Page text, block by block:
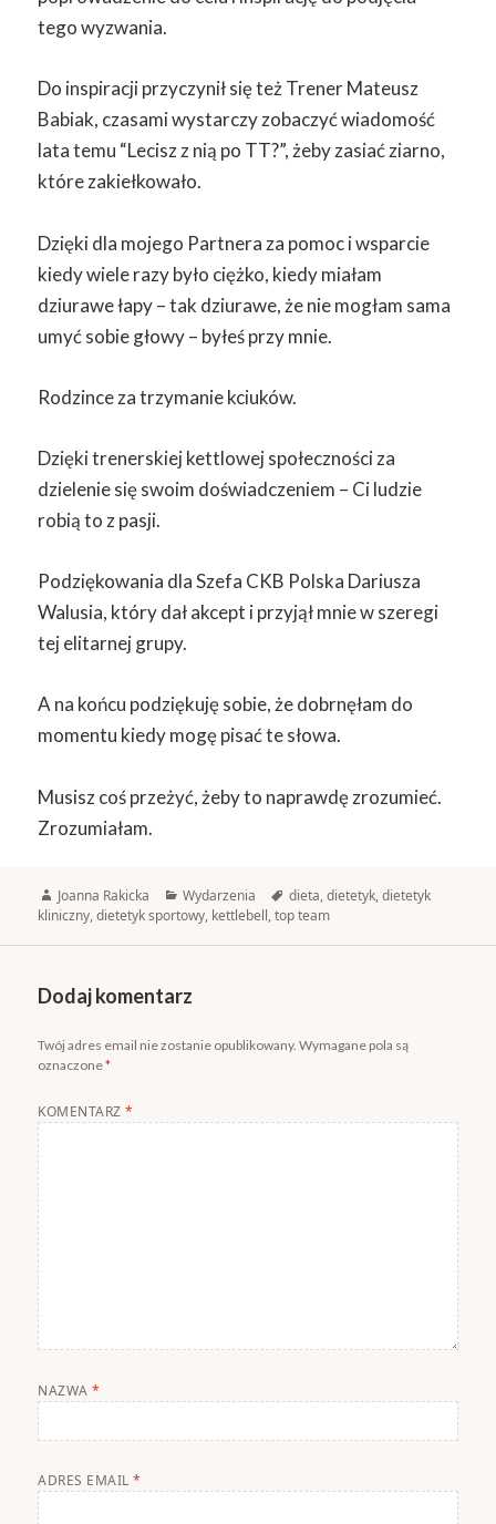
tego wyzwania.
Do inspiracji przyczynił się też Trener Mateusz
Babiak, czasami wystarczy zobaczyć wiadomość
lata temu “Lecisz z nią po TT?”, żeby zasiać ziarno,
które zakiełkowało.
Dzięki dla mojego Partnera za pomoc i wsparcie
kiedy wiele razy było ciężko, kiedy miałam
dziurawe łapy – tak dziurawe, że nie mogłam sama
umyć sobie głowy – byłeś przy mnie.
Rodzince za trzymanie kciuków.
Dzięki trenerskiej kettlowej społeczności za
dzielenie się swoim doświadczeniem – Ci ludzie
robią to z pasji.
Podziękowania dla Szefa CKB Polska Dariusza
Walusia, który dał akcept i przyjął mnie w szeregi
tej elitarnej grupy.
A na końcu podziękuję sobie, że dobrnęłam do
momentu kiedy mogę pisać te słowa.
Musisz coś przeżyć, żeby to naprawdę zrozumieć.
Zrozumiałam.
Autor
Joanna Rakicka Kategorie
Wydarzenia Tagi
dieta,dietetyk,dietetyk
kliniczny,dietetyk sportowy, kettlebell,top team
Dodaj komentarz
Twój adres email nie zostanie opublikowany. Wymagane pola są
oznaczone*
KOMENTARZ*
NAZWA*
ADRES EMAIL*